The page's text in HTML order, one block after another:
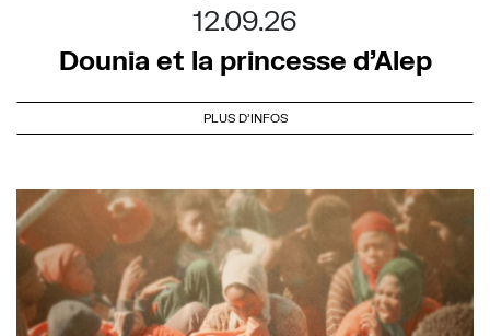
12.09.26
Dounia et la princesse d’Alep
PLUS D'INFOS